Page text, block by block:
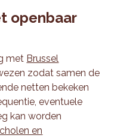
openbaar
met Brussel
zodat samen de
netten bekeken
eventuele
kan worden
en